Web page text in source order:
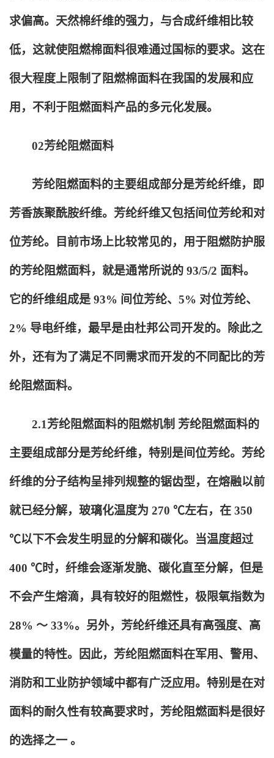
求偏高。天然棉纤维的强力，与合成纤维相比较
低，这就使阻燃棉面料很难通过国标的要求。这在
很大程度上限制了阻燃棉面料在我国的发展和应
用，不利于阻燃面料产品的多元化发展。
02芳纶阻燃面料
芳纶阻燃面料的主要组成部分是芳纶纤维，即
芳香族聚酰胺纤维。芳纶纤维又包括间位芳纶和对
位芳纶。目前市场上比较常见的，用于阻燃防护服
的芳纶阻燃面料，就是通常所说的 93/5/2 面料。
它的纤维组成是 93% 间位芳纶、5% 对位芳纶、
2% 导电纤维，最早是由杜邦公司开发的。除此之
外，还有为了满足不同需求而开发的不同配比的芳
纶阻燃面料。
2.1芳纶阻燃面料的阻燃机制 芳纶阻燃面料的
主要组成部分是芳纶纤维，特别是间位芳纶。芳纶
纤维的分子结构呈排列规整的锯齿型，在熔融以前
就已经分解，玻璃化温度为 270 ℃左右，在 350
℃以下不会发生明显的分解和碳化。当温度超过
400 ℃时，纤维会逐渐发脆、碳化直至分解，但是
不会产生熔滴，具有较好的阻燃性，极限氧指数为
28% ～ 33%。另外，芳纶纤维还具有高强度、高
模量的特性。因此，芳纶阻燃面料在军用、警用、
消防和工业防护领域中都有广泛应用。特别是在对
面料的耐久性有较高要求时，芳纶阻燃面料是很好
的选择之一 。